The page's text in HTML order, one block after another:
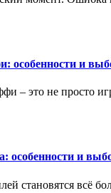
особенности и
– это не просто
особенности и
становятся всё